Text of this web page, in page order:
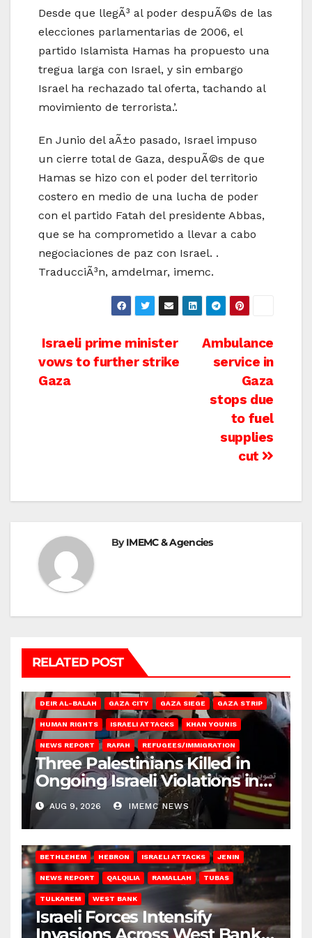
Desde que llegÃ³ al poder despuÃ©s de las
elecciones parlamentarias de 2006, el
partido Islamista Hamas ha propuesto una
tregua larga con Israel, y sin embargo
Israel ha rechazado tal oferta, tachando al
movimiento de terrorista.’.
En Junio del aÃ±o pasado, Israel impuso
un cierre total de Gaza, despuÃ©s de que
Hamas se hizo con el poder del territorio
costero en medio de una lucha de poder
con el partido Fatah del presidente Abbas,
que se ha comprometido a llevar a cabo
negociaciones de paz con Israel. .
TraducciÃ³n, amdelmar, imemc.
Post
navigation
Ambulance
service in
Gaza
stops due
to fuel
supplies
cut
Israeli prime minister
vows to further strike
Gaza
ByIMEMC & Agencies
RELATED POST
DEIR AL-BALAH GAZA CITY GAZA SIEGE GAZA STRIP
HUMAN RIGHTS ISRAELI ATTACKS KHAN YOUNIS
NEWS REPORT RAFAH REFUGEES/IMMIGRATION
Three Palestinians Killed in
Ongoing Israeli Violations in
Gaza
AUG 9, 2026 IMEMC NEWS
BETHLEHEM HEBRON ISRAELI ATTACKS JENIN
NEWS REPORT QALQILIA RAMALLAH TUBAS
TULKAREM WEST BANK
Israeli Forces Intensify